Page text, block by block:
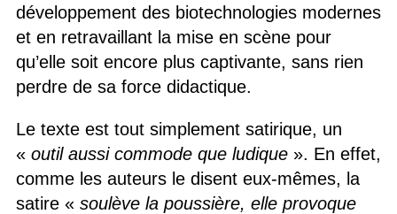
développement des biotechnologies modernes
et en retravaillant la mise en scène pour
qu’elle soit encore plus captivante, sans rien
perdre de sa force didactique.
Le texte est tout simplement satirique, un
« outil aussi commode que ludique». En effet,
comme les auteurs le disent eux-mêmes, la
satire « soulève la poussière, elle provoque